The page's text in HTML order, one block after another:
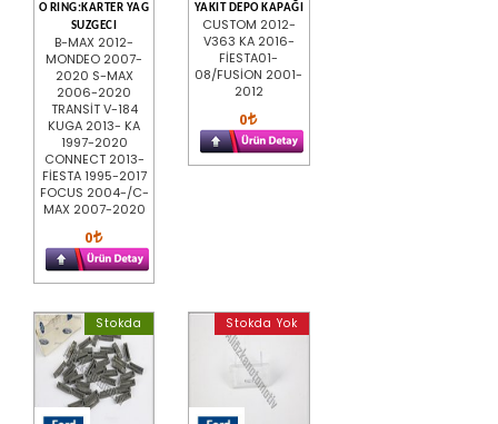
O RING:KARTER YAG
SUZGECI
B-MAX 2012-
MONDEO 2007-
2020 S-MAX
2006-2020
TRANSİT V-184
KUGA 2013- KA
1997-2020
CONNECT 2013-
FİESTA 1995-2017
FOCUS 2004-/C-
MAX 2007-2020
0
YAKIT DEPO KAPAĞI
CUSTOM 2012-
V363 KA 2016-
FİESTA01-
08/FUSİON 2001-
2012
0
Stokda Stokda Yok